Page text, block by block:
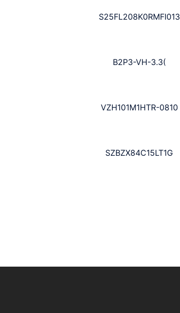
S25FL208K0RMFI013
B2P3-VH-3.3(
VZH101M1HTR-0810
SZBZX84C15LT1G